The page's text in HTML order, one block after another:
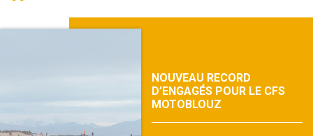
NOUVEAU RECORD
D’ENGAGÉS POUR LE CFS
MOTOBLOUZ